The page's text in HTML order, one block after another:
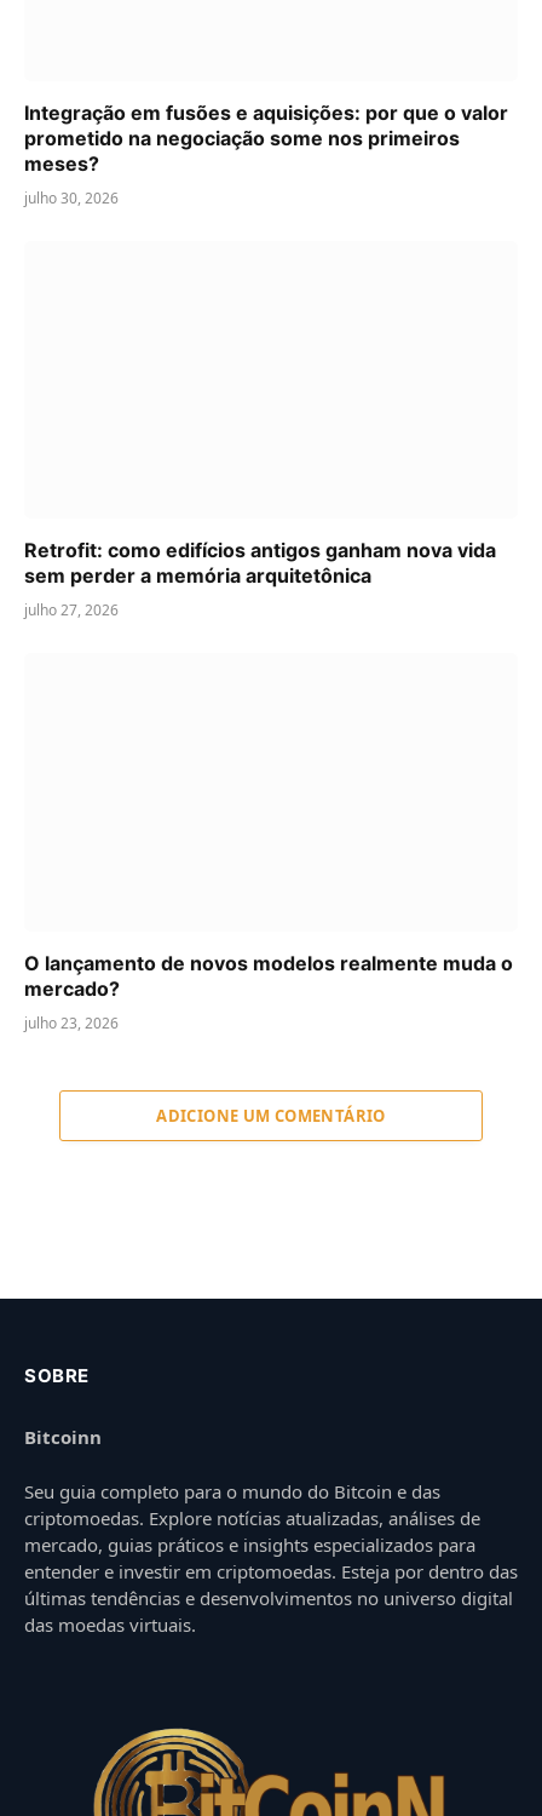
Integração em fusões e aquisições: por que o valor
prometido na negociação some nos primeiros
meses?
julho 30, 2026
Retrofit: como edifícios antigos ganham nova vida
sem perder a memória arquitetônica
julho 27, 2026
O lançamento de novos modelos realmente muda o
mercado?
julho 23, 2026
ADICIONE UM COMENTÁRIO
SOBRE
Bitcoinn
Seu guia completo para o mundo do Bitcoin e das
criptomoedas. Explore notícias atualizadas, análises de
mercado, guias práticos e insights especializados para
entender e investir em criptomoedas. Esteja por dentro das
últimas tendências e desenvolvimentos no universo digital
das moedas virtuais.